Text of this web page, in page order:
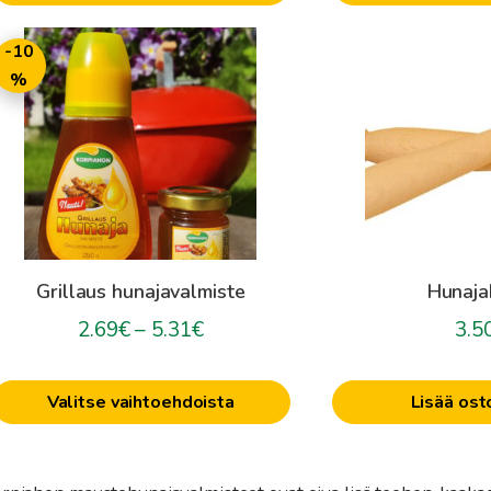
5.90€
-10
%
Grillaus hunajavalmiste
2.69€– 5.31€Hintaluokka:
-
5.31€
Valitse vaihtoehdoista
on
useampi
muunnelma.
tehdä
valinnat
tuotteen
sivulla.
Lisää